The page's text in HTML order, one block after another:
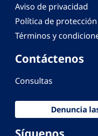
Aviso de privacidad
Política de
Términos y
Contáctenos
Consultas
Denuncia